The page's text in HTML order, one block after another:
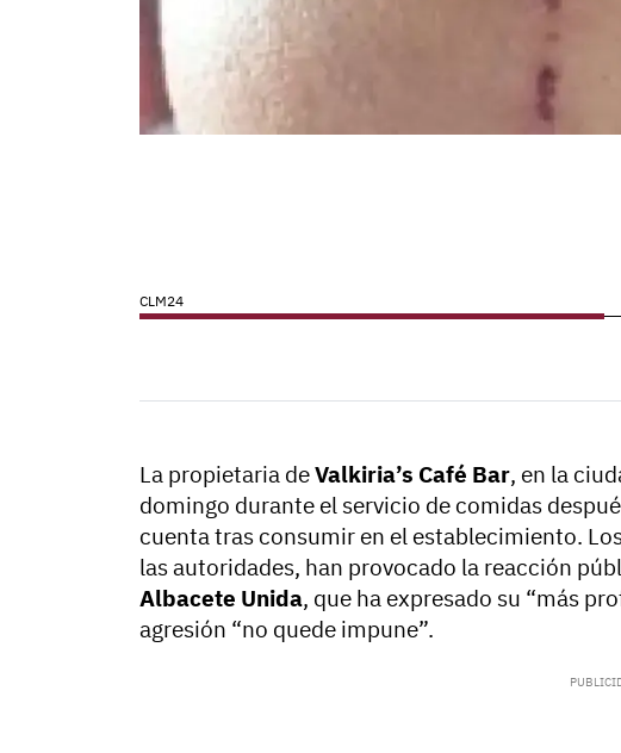
CLM24
La propietaria deValkiria’s Café Bar, en la
domingo durante el servicio de comidas
cuenta tras consumir en el establecimiento.
las autoridades, han provocado la reacción
Albacete Unida, que ha expresado su “más
agresión “no quede impune”.